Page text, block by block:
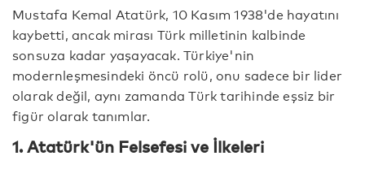
Mustafa Kemal Atatürk, 10 Kasım 1938'de hayatını
kaybetti, ancak mirası Türk milletinin kalbinde
sonsuza kadar yaşayacak. Türkiye'nin
modernleşmesindeki öncü rolü, onu sadece bir lider
olarak değil, aynı zamanda Türk tarihinde eşsiz bir
figür olarak tanımlar.
1. Atatürk'ün Felsefesi ve İlkeleri